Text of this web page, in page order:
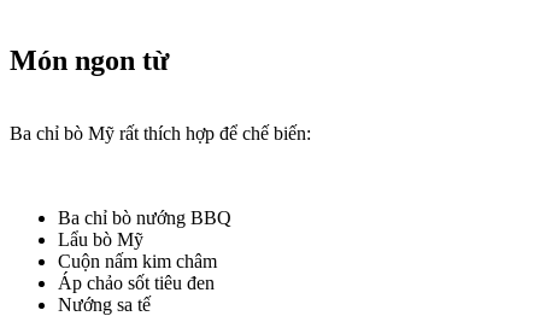
Món ngon từ​
Ba chỉ bò Mỹ rất thích hợp để chế biến:
Ba chỉ bò nướng BBQ
Lẩu bò Mỹ
Cuộn nấm kim châm
Áp chảo sốt tiêu đen
Nướng sa tế